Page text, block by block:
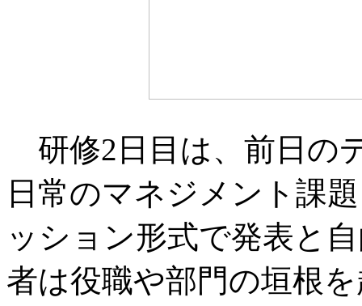
研修2日目は、前日の
日常のマネジメント課
ッション形式で発表と
者は役職や部門の垣根